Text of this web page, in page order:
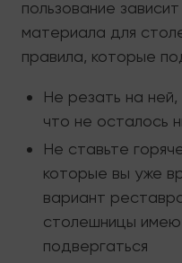
пользование
материала для
правила, которые
Не резать на ней,
что не осталось
Не ставьте
которые вы уже
вариант
столешницы
подвергаться